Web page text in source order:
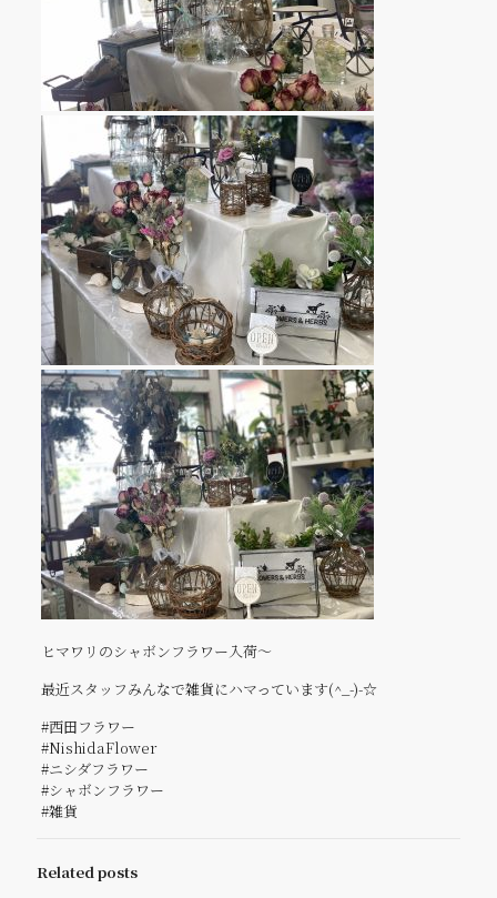
ヒマワリのシャボンフラワー入荷～
最近スタッフみんなで雑貨にハマっています(^_-)-☆
#西田フラワー
#NishidaFlower
#ニシダフラワー
#シャボンフラワー
#雑貨
Related posts